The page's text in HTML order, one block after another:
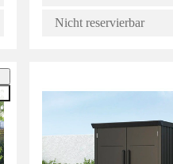
Nicht reservierbar